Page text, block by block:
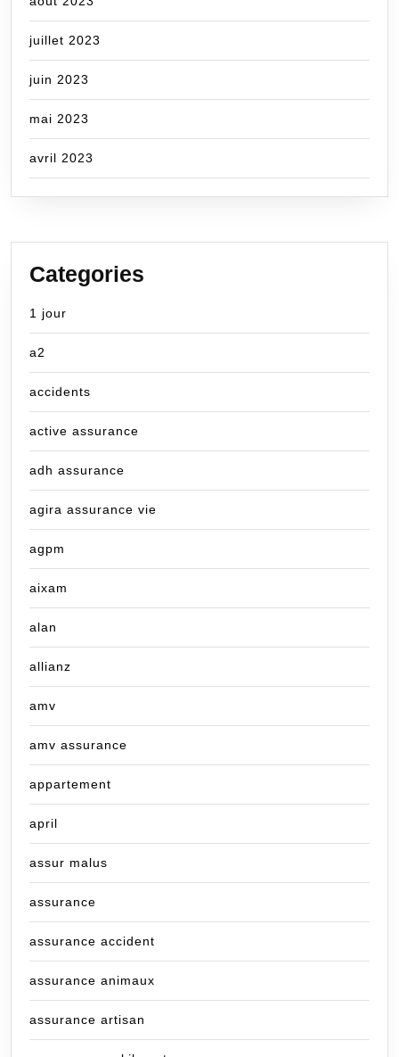
juillet 2023
juin 2023
mai 2023
avril 2023
Categories
1 jour
a2
accidents
active assurance
adh assurance
agira assurance vie
agpm
aixam
alan
allianz
amv
amv assurance
appartement
april
assur malus
assurance
assurance accident
assurance animaux
assurance artisan